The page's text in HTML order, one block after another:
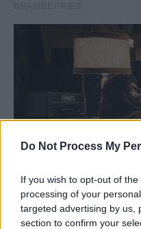
Do Not Process My
If you wish to opt-out of
processing of your
targeted advertising by us,
section to confirm your